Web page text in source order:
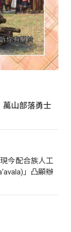
萬山部落勇士
今配合族人工
」凸顯辦